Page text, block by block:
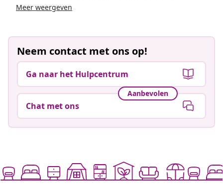
Meer weergeven
Neem contact met ons op!
Ga naar het Hulpcentrum
Aanbevolen
Chat met ons